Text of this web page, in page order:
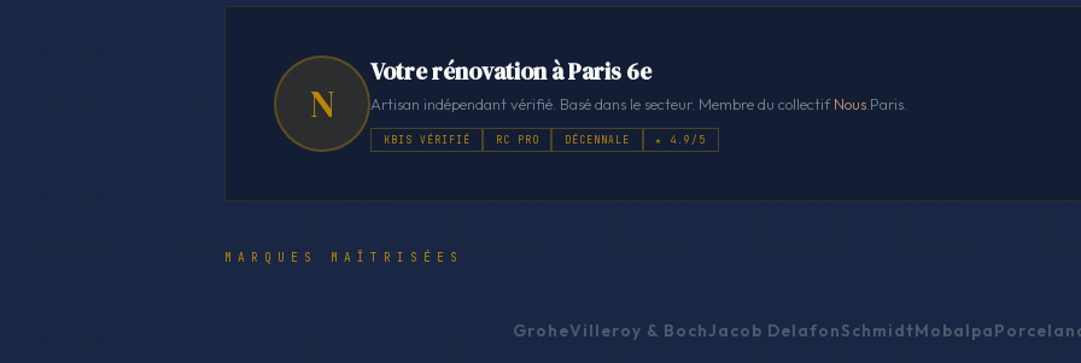
N
Votre rénovation à Paris 6e
Artisan indépendant vérifié. Basé dans le secteur. Membre du collectifNous.Paris.
KBIS VÉRIFIÉ RC PRO DÉCENNALE ★ 4.9/5
MARQUES MAÎTRISÉES
GroheVilleroy & BochJacob DelafonSchmidtMobalpa